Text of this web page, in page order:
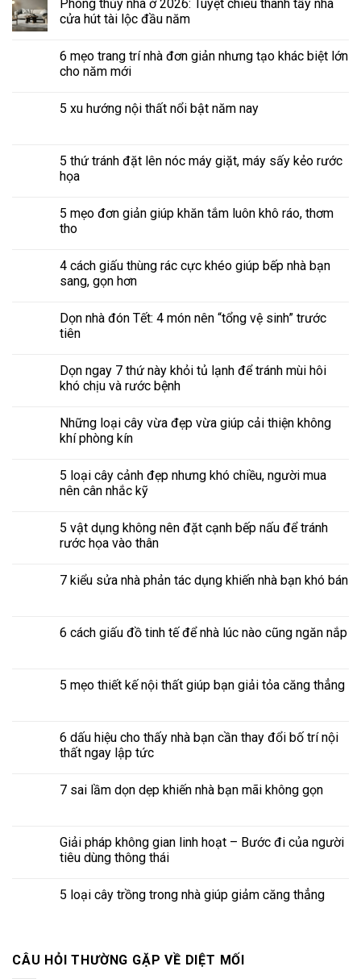
Phong thủy nhà ở 2026: Tuyệt chiêu thanh tẩy nhà
cửa hút tài lộc đầu năm
6 mẹo trang trí nhà đơn giản nhưng tạo khác biệt lớn
cho năm mới
5 xu hướng nội thất nổi bật năm nay
5 thứ tránh đặt lên nóc máy giặt, máy sấy kẻo rước
họa
5 mẹo đơn giản giúp khăn tắm luôn khô ráo, thơm
tho
4 cách giấu thùng rác cực khéo giúp bếp nhà bạn
sang, gọn hơn
Dọn nhà đón Tết: 4 món nên “tổng vệ sinh” trước
tiên
Dọn ngay 7 thứ này khỏi tủ lạnh để tránh mùi hôi
khó chịu và rước bệnh
Những loại cây vừa đẹp vừa giúp cải thiện không
khí phòng kín
5 loại cây cảnh đẹp nhưng khó chiều, người mua
nên cân nhắc kỹ
5 vật dụng không nên đặt cạnh bếp nấu để tránh
rước họa vào thân
7 kiểu sửa nhà phản tác dụng khiến nhà bạn khó bán
6 cách giấu đồ tinh tế để nhà lúc nào cũng ngăn nắp
5 mẹo thiết kế nội thất giúp bạn giải tỏa căng thẳng
6 dấu hiệu cho thấy nhà bạn cần thay đổi bố trí nội
thất ngay lập tức
7 sai lầm dọn dẹp khiến nhà bạn mãi không gọn
Giải pháp không gian linh hoạt – Bước đi của người
tiêu dùng thông thái
5 loại cây trồng trong nhà giúp giảm căng thẳng
CÂU HỎI THƯỜNG GẶP VỀ DIỆT MỐI